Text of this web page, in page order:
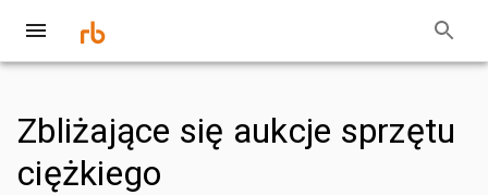
Zbliżające się aukcje sprzętu
ciężkiego